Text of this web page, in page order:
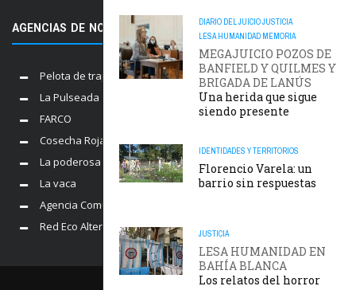
DIARIO DEL JUICIOJUSTICIA
LESA HUMANIDAD MEMORIA
MEGAJUICIO POZOS DE
BANFIELD Y QUILMES Y
BRIGADA DE LANÚS
Una herida que sigue
siendo presente
IDENTIDADES Y TERRITORIOS
Florencio Varela: un
barrio sin respuestas
JUSTICIA
LESA HUMANIDAD EN
BAHÍA BLANCA
Los relatos del horror
AGENCIAS DE NOTICIAS AMIGAS
Pelota de trapo
La Pulseada
FARCO
Cosecha Roja
La poderosa
La vaca
Agencia Comunica
Red Eco Alternativo